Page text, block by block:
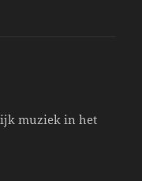
muziek in het